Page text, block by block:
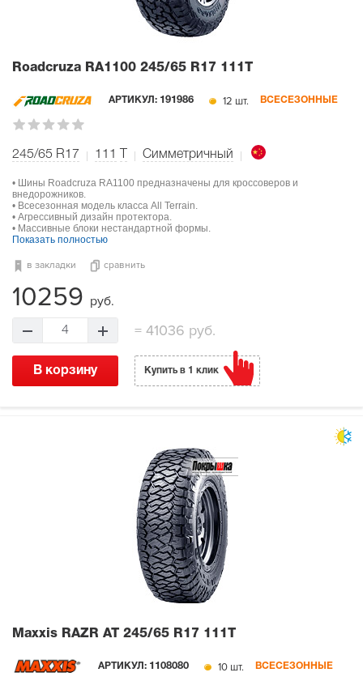
Roadcruza RA1100 245/65 R17 111T
АРТИКУЛ: 191986 12 шт. ВСЕСЕЗОННЫЕ
245/65 R17 111 Симметричный
• Шины Roadcruza RA1100 предназначены для кроссоверов и
внедорожников.
• Всесезонная модель класса All Terrain.
• Агрессивный дизайн протектора.
• Массивные блоки нестандартной формы.
Показать полностью
в закладки сравнить
10259 руб.
4 =41036 руб.
В корзину Купить в 1 клик
Maxxis RAZR AT 245/65 R17 111T
АРТИКУЛ: 1108080 10 шт. ВСЕСЕЗОННЫЕ